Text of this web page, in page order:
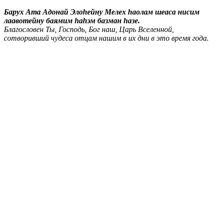
Барух Ата Адонай Элоhейну Мелех hаолам шеаса нисим
лаавотейну баямим hаhэм базман hазе.
Благословен Ты, Господь, Бог наш, Царь Вселенной,
сотворивший чудеса отцам нашим в их дни в это время года.